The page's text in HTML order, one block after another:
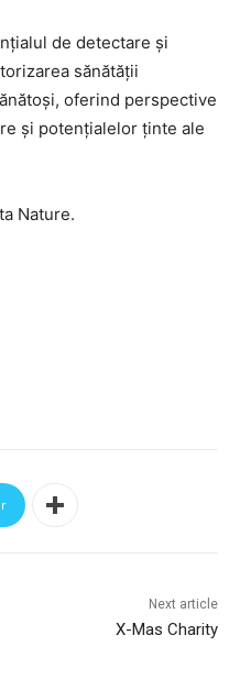
de detectare și
sănătății
oferind perspective
și potențialelor ținte ale
Nature.
Next article
X-Mas Charity